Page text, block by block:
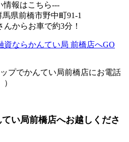
情報はこちら---
馬県前橋市野中町91-1
からお車で約3分！
資ならかんてい局 前橋店へGO
ップでかんてい局前橋店にお電話
い局前橋店へお越しくださ